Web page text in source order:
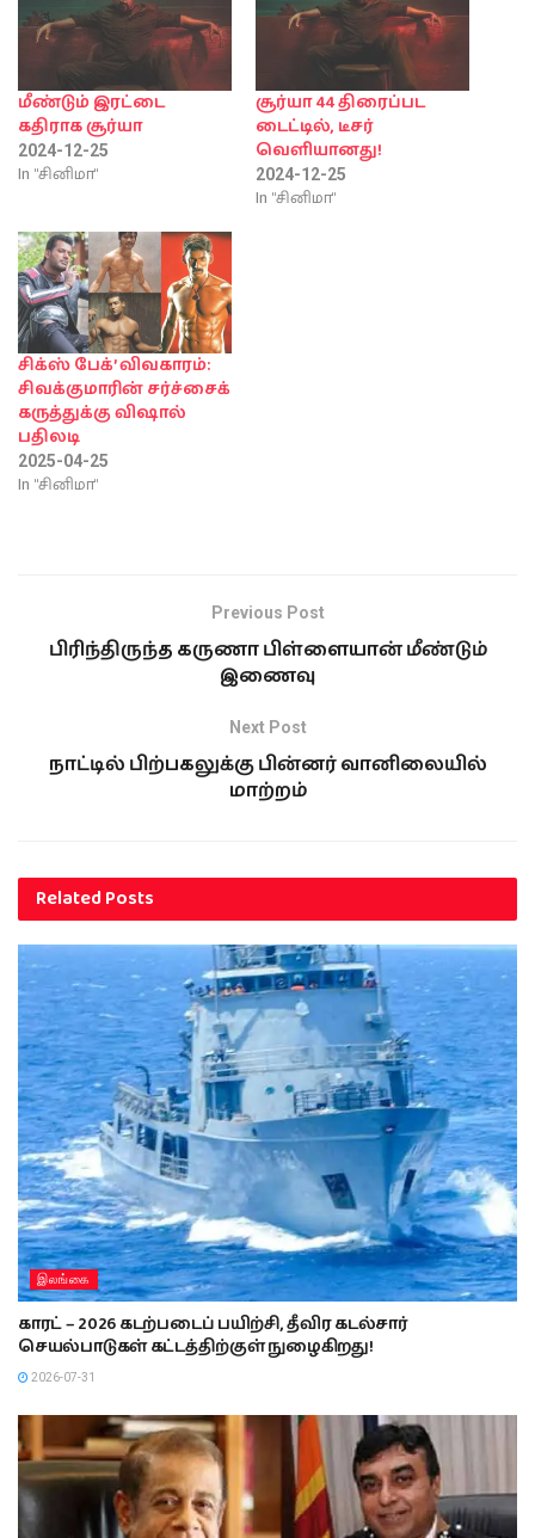
மீண்டும் இரட்டை
கதிராக சூர்யா
2024-12-25
In "சினிமா"
சூர்யா 44 திரைப்பட
டைட்டில், டீசர்
வெளியானது!
2024-12-25
In "சினிமா"
சிக்ஸ் பேக்’ விவகாரம்:
சிவக்குமாரின் சர்ச்சைக்
கருத்துக்கு விஷால்
பதிலடி
2025-04-25
In "சினிமா"
Previous Post
பிரிந்திருந்த கருணா பிள்ளையான் மீண்டும்
இணைவு
Next Post
நாட்டில் பிற்பகலுக்கு பின்னர் வானிலையில்
மாற்றம்
RelatedPosts
இலங்கை
காரட் – 2026 கடற்படைப் பயிற்சி, தீவிர கடல்சார்
செயல்பாடுகள் கட்டத்திற்குள் நுழைகிறது!
2026-07-31